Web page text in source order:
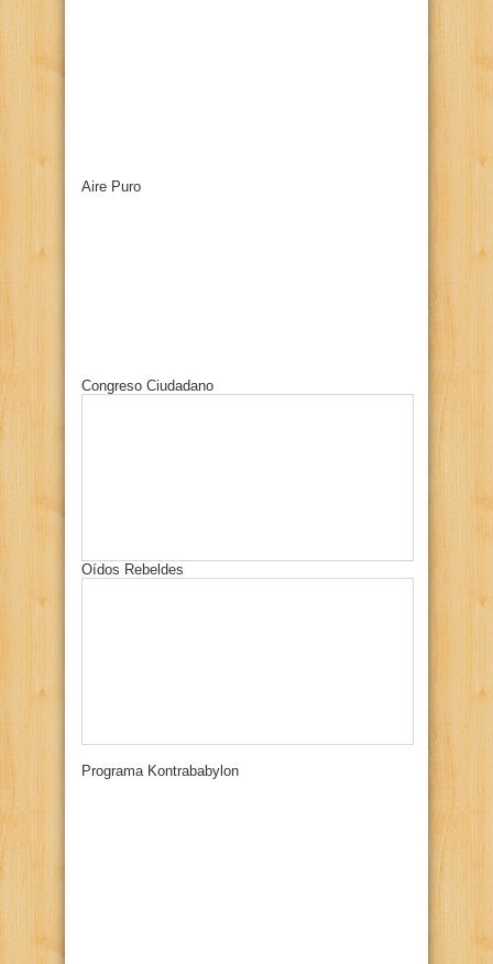
Aire Puro
Congreso Ciudadano
Oídos Rebeldes
Programa Kontrababylon